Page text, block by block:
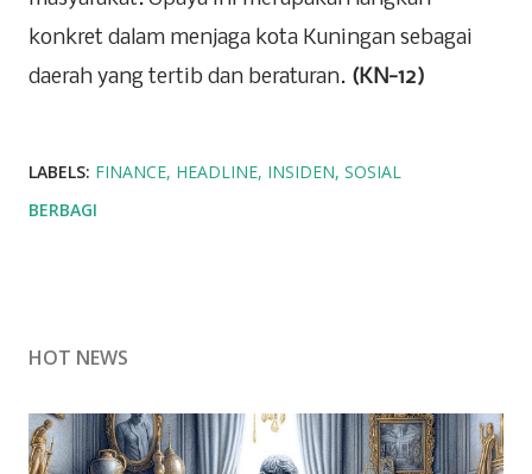
konkret dalam menjaga kota Kuningan sebagai
daerah yang tertib dan beraturan. (KN-12)
LABELS: FINANCE HEADLINE INSIDEN SOSIAL
BERBAGI
HOT NEWS